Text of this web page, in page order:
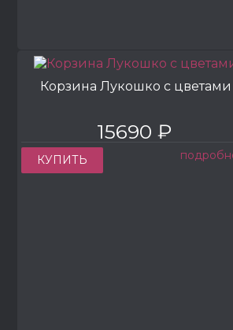
Корзина Лукошко с цветами
15690 ₽
КУПИТЬ